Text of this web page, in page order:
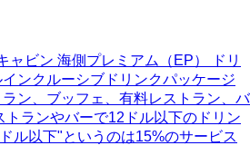
ャビン 海側プレミアム（EP） ドリ
ンクルーシブドリンクパッケージ
ン、ブッフェ、有料レストラン、バ
トランやバーで12ドル以下のドリン
ル以下"というのは15%のサービス